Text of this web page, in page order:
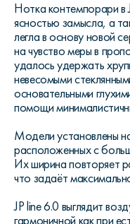
Нотка контемпорари в
ясностью замысла, а
легла в основу новой
на чувство меры в
удалось удержать
невесомыми
основательными
помощи
Модели установлены
расположенных с
Их ширина повторяет
что задаёт
JP line 6.0 выглядит
гармоничной как при